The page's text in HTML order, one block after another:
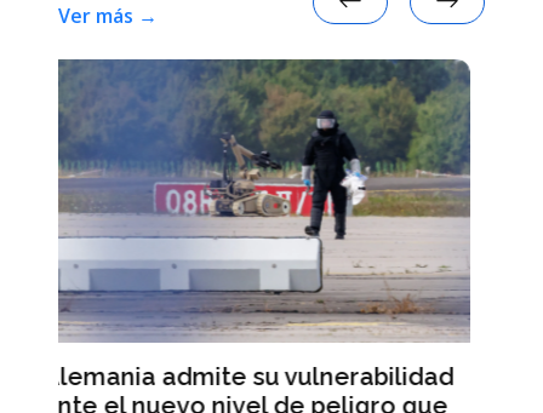
Ver más →
que
Varios candidatos a la presidencia
francesa denuncian injerencias
rusas en la campaña electoral